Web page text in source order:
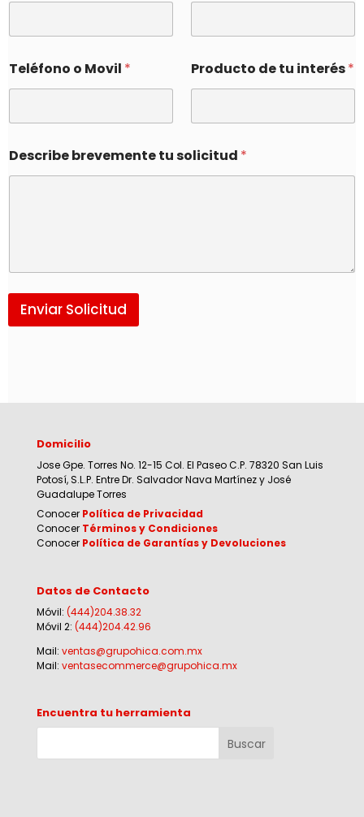
Teléfono o Movil * Producto de tu interés*
Describe brevemente tu solicitud *
Enviar Solicitud
Domicilio
Jose Gpe. Torres No. 12-15 Col. El Paseo C.P. 78320 San Luis
Potosí, S.L.P. Entre Dr. Salvador Nava Martínez y José
Guadalupe Torres
Conocer Política de Privacidad
Conocer Términos y Condiciones
Conocer Política de Garantías y Devoluciones
Datos de Contacto
Móvil: (444)204.38.32
Móvil 2: (444)204.42.96
Mail: ventas@grupohica.com.mx
Mail: ventasecommerce@grupohica.mx
Encuentra tu herramienta